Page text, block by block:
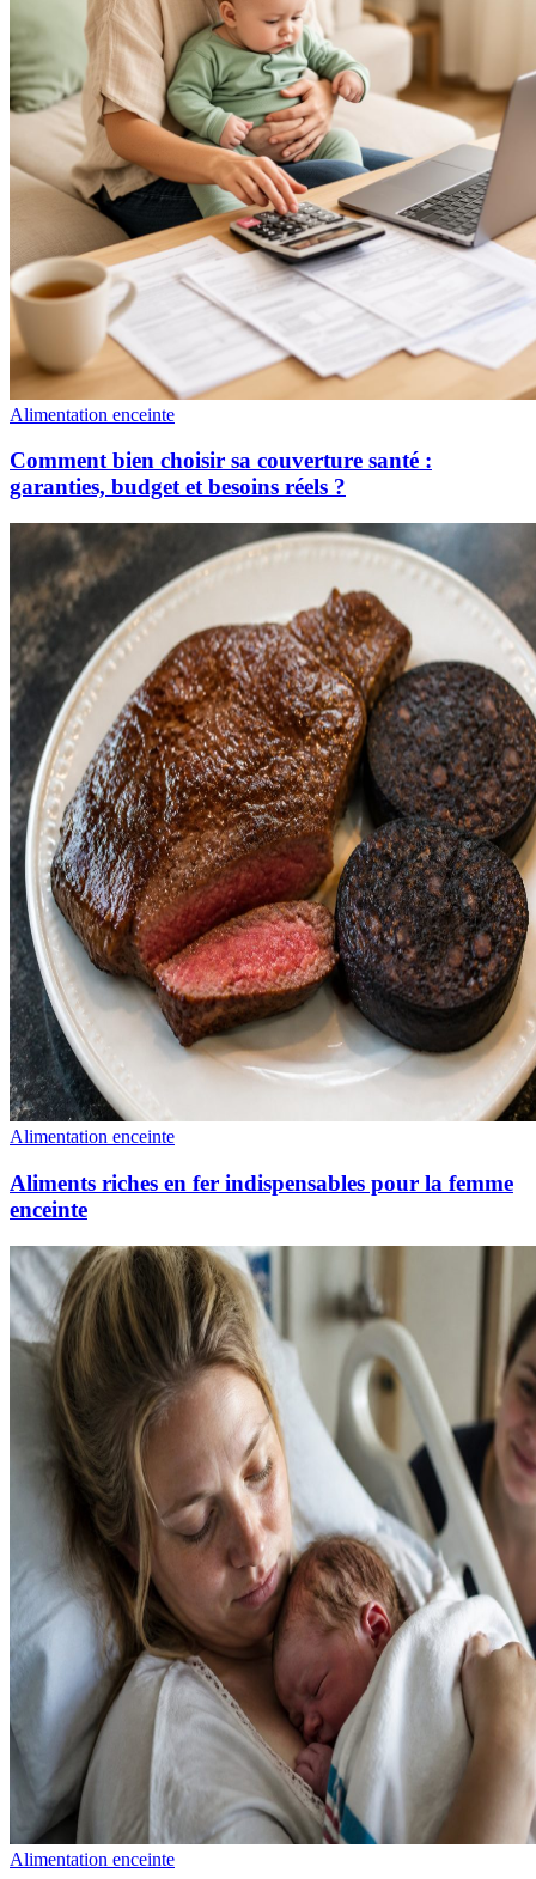
Alimentation enceinte
Comment bien choisir sa couverture santé :
garanties, budget et besoins réels ?
Alimentation enceinte
Aliments riches en fer indispensables pour la femme
enceinte
Alimentation enceinte